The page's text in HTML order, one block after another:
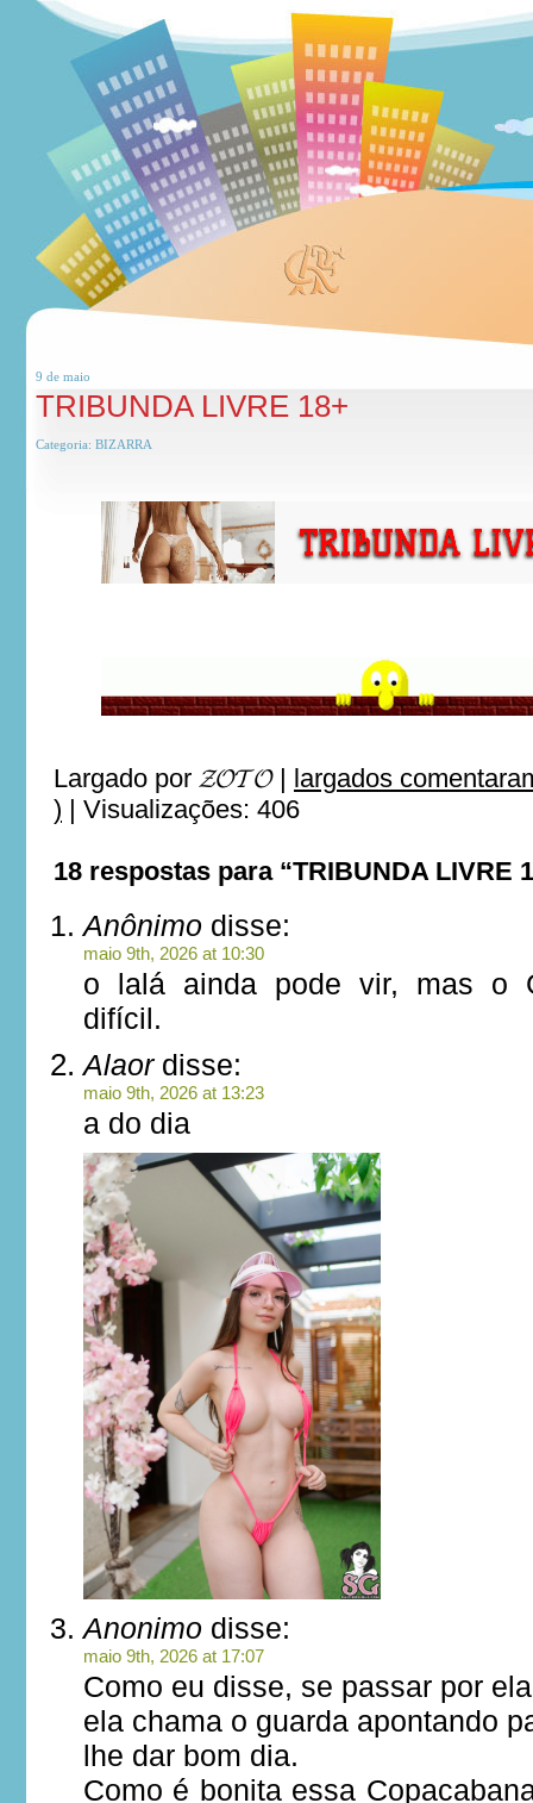
9 de maio
TRIBUNDA LIVRE 18+
Categoria: BIZARRA
Largado por 𝓩𝓞𝓣𝓞| largados
) | Visualizações: 406
18 respostas para “TRIBUNDA LIVRE
Anônimo disse:
maio 9th, 2026 at 10:30
o lalá ainda pode vir, mas o
difícil.
Alaordisse:
maio 9th, 2026 at 13:23
a do dia
Anonimo disse:
maio 9th, 2026 at 17:07
Como eu disse, se passar por
ela chama o guarda apontando
lhe dar bom dia.
Como é bonita essa